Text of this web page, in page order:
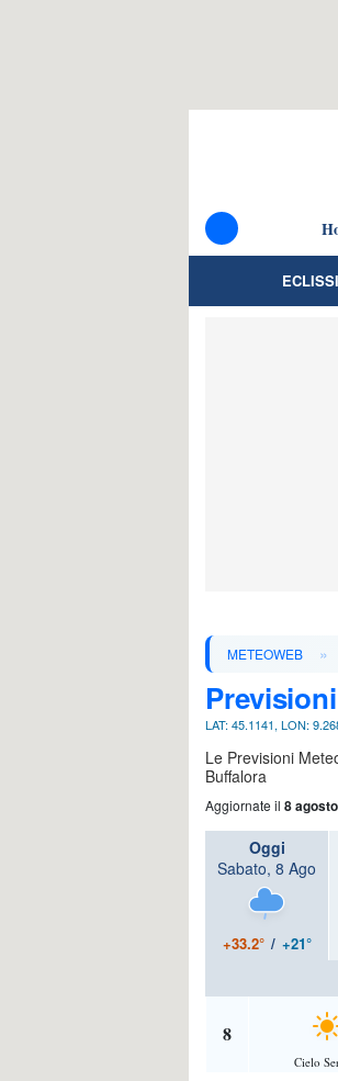
METEOWEB »
LAT: 45.1141, LON:
Le Previsioni
Buffalora
Aggiornate il 8
Oggi
Sabato, 8 Ago
+33.2° / +21°
8
Cielo